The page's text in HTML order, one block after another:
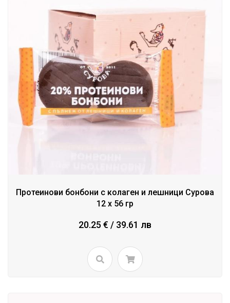
Протеинови бонбони с колаген и лешници Сурова
12 х 56 гр
20.25 € / 39.61 лв